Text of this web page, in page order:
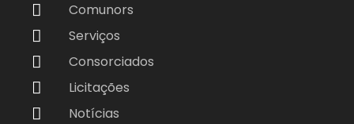
Comunors
Serviços
Consorciados
Licitações
Notícias